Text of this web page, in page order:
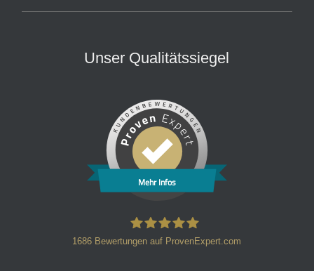
Unser Qualitätssiegel
Mehr Infos
1686 Bewertungen auf ProvenExpert.com